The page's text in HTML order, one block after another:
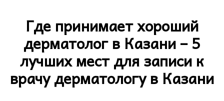
Где принимает хороший
дерматолог в Казани – 5
лучших мест для записи к
врачу дерматологу в Казани